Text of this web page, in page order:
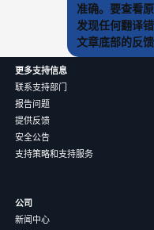
准确。要查看
发现任何翻译
文章底部的反
更多支持信息
联系支持部门
报告问题
提供反馈
安全公告
支持策略和支持服务
公司
新闻中心